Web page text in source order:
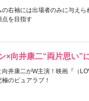
の右袖には出場者のみに与え
点を目指す
×向井康二“両片思い”
向井康二がW主演！映画『（
のピュアラブ！